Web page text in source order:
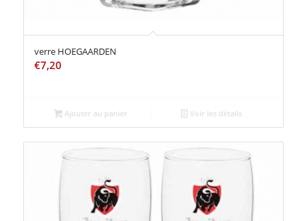
verre HOEGAARDEN
€7,20
Ajouter au panier Voir les détails